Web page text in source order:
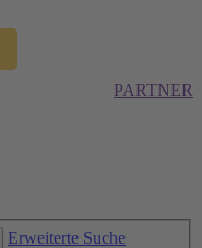
PARTNER
Erweiterte Suche